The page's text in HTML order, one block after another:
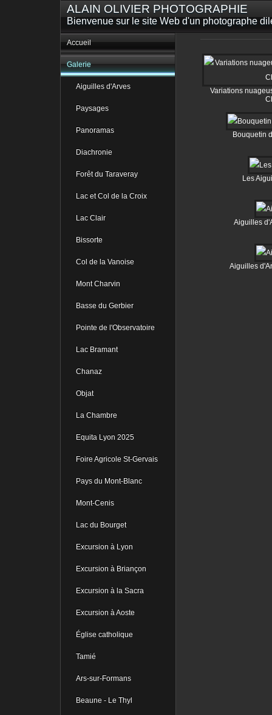
ALAIN OLIVIER PHOTOGRAPHIE
Bienvenue sur le site Web d'un photographe
Accueil
Galerie
Aiguilles d'Arves
Paysages
Panoramas
Diachronie
Forêt du Taraveray
Lac et Col de la Croix
Lac Clair
Bissorte
Col de la Vanoise
Mont Charvin
Basse du Gerbier
Pointe de l'Observatoire
Lac Bramant
Chanaz
Objat
La Chambre
Equita Lyon 2025
Foire Agricole St-Gervais
Pays du Mont-Blanc
Mont-Cenis
Lac du Bourget
Excursion à Lyon
Excursion à Briançon
Excursion à la Sacra
Excursion à Aoste
Église catholique
Tamié
Ars-sur-Formans
Beaune - Le Thyl
Variations
Bouquetin
Les
Aiguilles
Aiguilles